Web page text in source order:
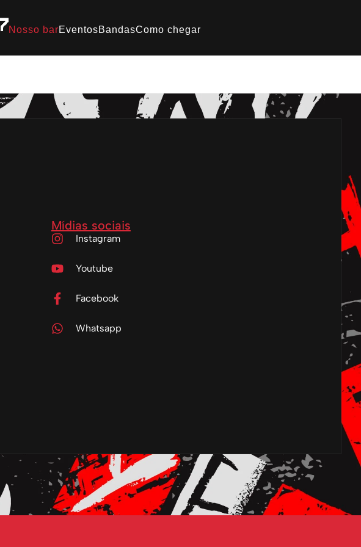
Nosso barEventosBandasComo chegar
Mídias sociais
Instagram
Youtube
Facebook
Whatsapp